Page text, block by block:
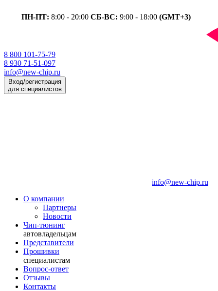
ПН-ПТ: 8:00 - 20:00 СБ-ВС: 9:00 - 18:00 (GMT+3)
8 800 101-75-79
8 930 71-51-097
info@new-chip.ru
Вход/регистрация
для специалистов
info@new-chip.ru
О компании
Партнеры
Новости
Чип-тюнинг
автовладельцам
Представители
Прошивки
специалистам
Вопрос-ответ
Отзывы
Контакты